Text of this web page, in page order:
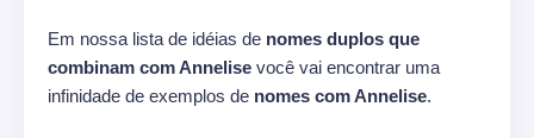
Em nossa lista de idéias de nomes duplos que
combinam com Annelise você vai encontrar uma
infinidade de exemplos de nomes com Annelise.